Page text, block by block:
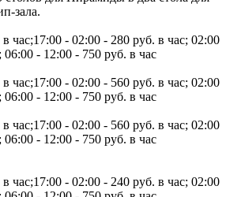
зала.
час;17:00 - 02:00 - 280 руб. в час; 02:00
- 12:00 - 750 руб. в час
час;17:00 - 02:00 - 560 руб. в час; 02:00
- 12:00 - 750 руб. в час
час;17:00 - 02:00 - 560 руб. в час; 02:00
- 12:00 - 750 руб. в час
час;17:00 - 02:00 - 240 руб. в час; 02:00